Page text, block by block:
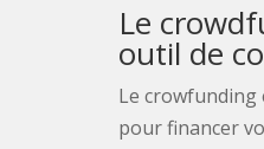
Le
outil de
Le crowfunding
pour financer